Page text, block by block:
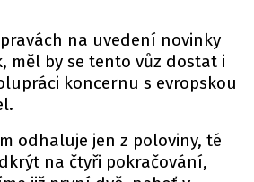
ROZHOVORY
DAKAR
MOTORSPORT
na uvedení novinky
měl by se tento vůz dostat i
koncernu s evropskou
odhaluje jen z poloviny, té
na čtyři pokračování,